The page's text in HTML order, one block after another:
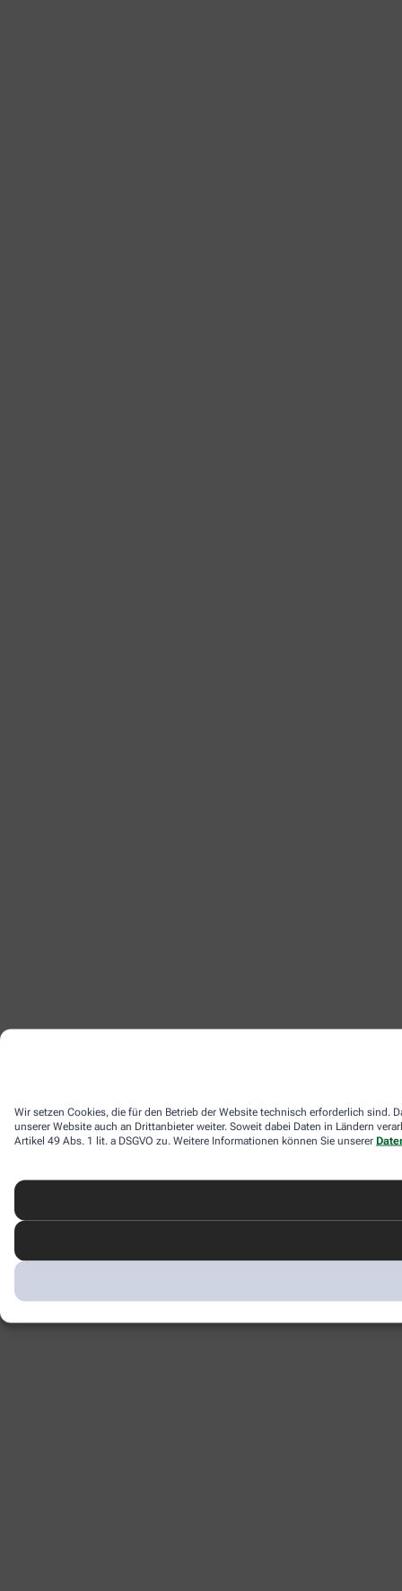
Wir setzen Cookies, die für den Betrieb der Website technisch erforderlich sind.
unserer Website auch an Drittanbieter weiter. Soweit dabei Daten in Ländern
Artikel 49 Abs. 1 lit. a DSGVO zu. Weitere Informationen können Sie unserer